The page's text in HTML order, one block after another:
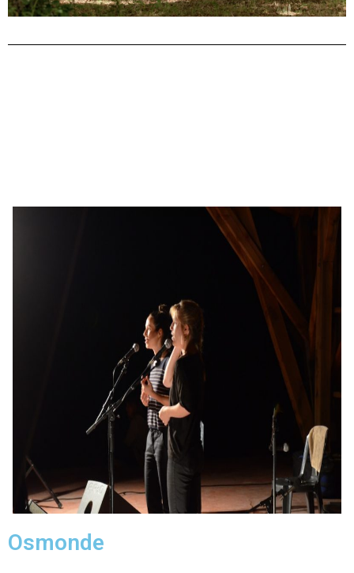
Osmonde